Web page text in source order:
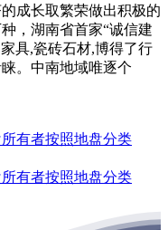
成长取繁荣做出积极的
，湖南省首家“诚信建
具,瓷砖石材,博得了行
。中南地域唯逐个
有者按照地盘分类
有者按照地盘分类